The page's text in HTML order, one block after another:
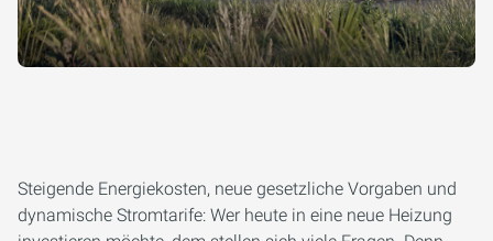
Steigende Energiekosten, neue gesetzliche Vorgaben und
dynamische Stromtarife: Wer heute in eine neue Heizung